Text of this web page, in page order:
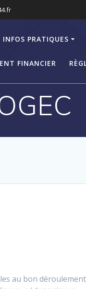
INFOS PRATIQUES
FINANCIER
au bon déroulement